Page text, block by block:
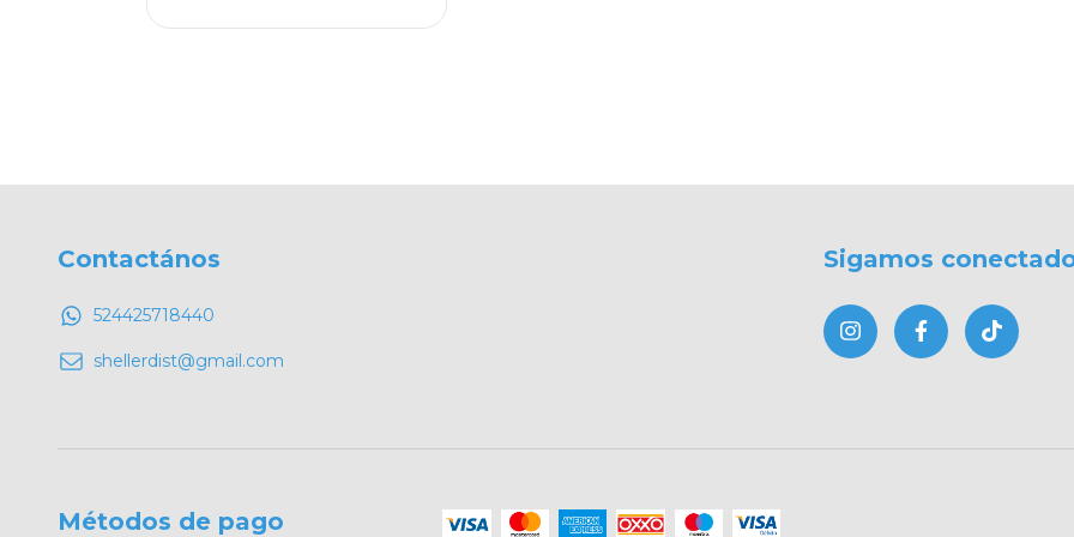
Contactános
524425718440
shellerdist@gmail.com
Sigamos
Métodos de pago